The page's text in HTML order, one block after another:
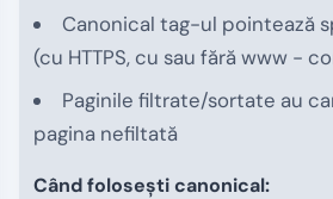
Canonical tag-ul pointează
(cu HTTPS, cu sau fără www -
Paginile filtrate/sortate au
pagina nefiltată
Când folosești canonical: